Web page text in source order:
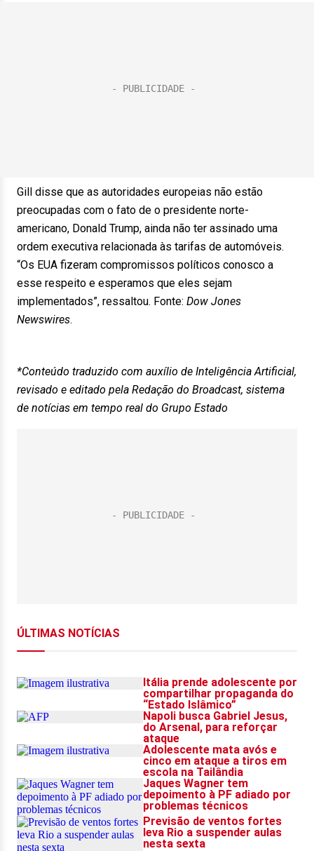
Gill disse que as autoridades europeias não estão
preocupadas com o fato de o presidente norte-
americano, Donald Trump, ainda não ter assinado uma
ordem executiva relacionada às tarifas de automóveis.
“Os EUA fizeram compromissos políticos conosco a
esse respeito e esperamos que eles sejam
implementados”, ressaltou. Fonte: Dow Jones
Newswires.
*Conteúdo traduzido com auxílio de Inteligência Artificial,
revisado e editado pela Redação do Broadcast, sistema
de notícias em tempo real do Grupo Estado